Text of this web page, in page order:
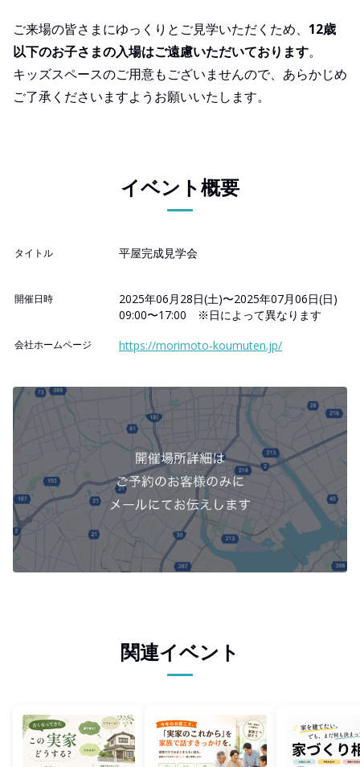
ご来場の皆さまにゆっくりとご見学いただくため、 12歳
以下のお子さまの入場はご遠慮いただいております。
キッズスペースのご用意もございませんので、あらかじめ
ご了承くださいますようお願いいたします。
イベント概要
タイトル 平屋完成見学会
開催日時
2025年06月28日(土)〜2025年07月06日(日)
09:00〜17:00 ※日によって異なります
会社ホームページ https://morimoto-koumuten.jp/
関連イベント